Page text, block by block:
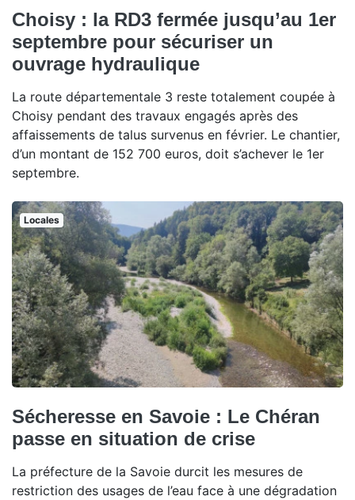
Choisy : la RD3 fermée jusqu’au 1er
septembre pour sécuriser un
ouvrage hydraulique
La route départementale 3 reste totalement coupée à
Choisy pendant des travaux engagés après des
affaissements de talus survenus en février. Le chantier,
d’un montant de 152 700 euros, doit s’achever le 1er
septembre.
Locales
Sécheresse en Savoie : Le Chéran
passe en situation de crise
La préfecture de la Savoie durcit les mesures de
restriction des usages de l’eau face à une dégradation